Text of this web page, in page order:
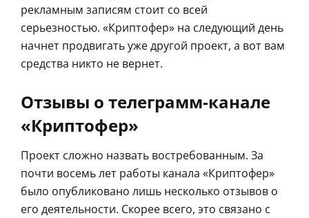
рекламным записям стоит со всей
серьезностью. «Криптофер» на следующий день
начнет продвигать уже другой проект, а вот вам
средства никто не вернет.
Отзывы о телеграмм-канале
«Криптофер»
Проект сложно назвать востребованным. За
почти восемь лет работы канала «Криптофер»
было опубликовано лишь несколько отзывов о
его деятельности. Скорее всего, это связано с